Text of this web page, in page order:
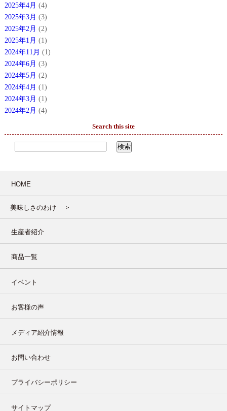
2025年4月 (4)
2025年3月 (3)
2025年2月 (2)
2025年1月 (1)
2024年11月 (1)
2024年6月 (3)
2024年5月 (2)
2024年4月 (1)
2024年3月 (1)
2024年2月 (4)
Search this site
HOME
美味しさのわけ
生産者紹介
商品一覧
イベント
お客様の声
メディア紹介情報
お問い合わせ
プライバシーポリシー
サイトマップ